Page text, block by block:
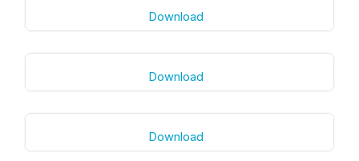
Download
Download
Download